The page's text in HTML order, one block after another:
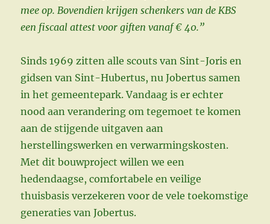
mee op. Bovendien krijgen schenkers van de KBS
een fiscaal attest voor giften vanaf € 40.”
Sinds 1969 zitten alle scouts van Sint-Joris en
gidsen van Sint-Hubertus, nu Jobertus samen
in het gemeentepark. Vandaag is er echter
nood aan verandering om tegemoet te komen
aan de stijgende uitgaven aan
herstellingswerken en verwarmingskosten.
Met dit bouwproject willen we een
hedendaagse, comfortabele en veilige
thuisbasis verzekeren voor de vele toekomstige
generaties van Jobertus.